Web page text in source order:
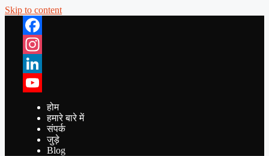
Skip to content
Facebook
Instagram
LinkedIn
YouTube
होम
हमारे बारे में
संपर्क
जुड़े
Blog